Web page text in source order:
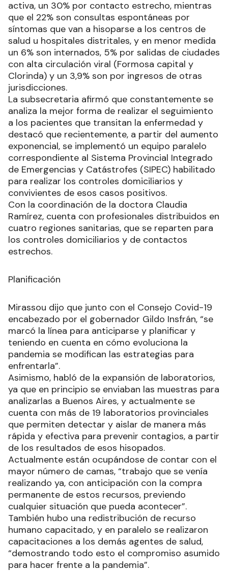
activa, un 30% por contacto estrecho, mientras
que el 22% son consultas espontáneas por
síntomas que van a hisoparse a los centros de
salud u hospitales distritales, y en menor medida
un 6% son internados, 5% por salidas de ciudades
con alta circulación viral (Formosa capital y
Clorinda) y un 3,9% son por ingresos de otras
jurisdicciones.
La subsecretaria afirmó que constantemente se
analiza la mejor forma de realizar el seguimiento
a los pacientes que transitan la enfermedad y
destacó que recientemente, a partir del aumento
exponencial, se implementó un equipo paralelo
correspondiente al Sistema Provincial Integrado
de Emergencias y Catástrofes (SIPEC) habilitado
para realizar los controles domiciliarios y
convivientes de esos casos positivos.
Con la coordinación de la doctora Claudia
Ramírez, cuenta con profesionales distribuidos en
cuatro regiones sanitarias, que se reparten para
los controles domiciliarios y de contactos
estrechos.
Planificación
Mirassou dijo que junto con el Consejo Covid-19
encabezado por el gobernador Gildo Insfrán, “se
marcó la línea para anticiparse y planificar y
teniendo en cuenta en cómo evoluciona la
pandemia se modifican las estrategias para
enfrentarla”.
Asimismo, habló de la expansión de laboratorios,
ya que en principio se enviaban las muestras para
analizarlas a Buenos Aires, y actualmente se
cuenta con más de 19 laboratorios provinciales
que permiten detectar y aislar de manera más
rápida y efectiva para prevenir contagios, a partir
de los resultados de esos hisopados.
Actualmente están ocupándose de contar con el
mayor número de camas, “trabajo que se venía
realizando ya, con anticipación con la compra
permanente de estos recursos, previendo
cualquier situación que pueda acontecer”.
También hubo una redistribución de recurso
humano capacitado, y en paralelo se realizaron
capacitaciones a los demás agentes de salud,
“demostrando todo esto el compromiso asumido
para hacer frente a la pandemia”.